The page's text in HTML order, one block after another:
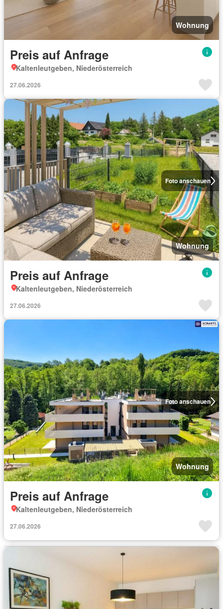
Wohnung
Preis auf Anfrage
Kaltenleutgeben, Niederösterreich
27.06.2026
Foto anschauen
Wohnung
Preis auf Anfrage
Kaltenleutgeben, Niederösterreich
27.06.2026
Foto anschauen
Wohnung
Preis auf Anfrage
Kaltenleutgeben, Niederösterreich
27.06.2026